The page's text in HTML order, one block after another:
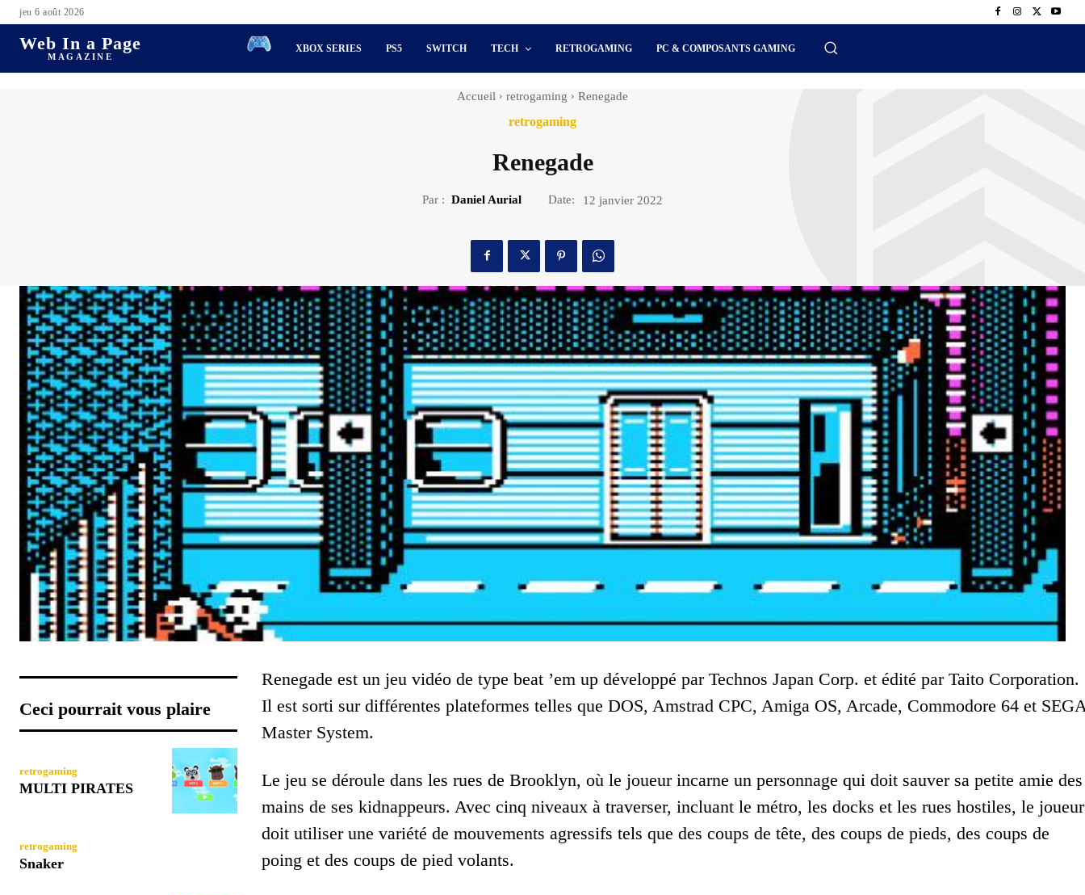
jeu 6 août 2026
Web In a Page
MAGAZINE
XBOX SERIES PS5 SWITCH TECH RETROGAMING PC & COMPOSANTS GAMING
Accueil retrogaming Renegade
retrogaming
Renegade
Par : Daniel Aurial Date: 12 janvier 2022
Ceci pourrait vous plaire
retrogaming
MULTI PIRATES
retrogaming
Snaker
Renegade est un jeu vidéo de type beat ’em up développé par Technos Japan Corp. et édité par Taito Corporation.
Il est sorti sur différentes plateformes telles que DOS, Amstrad CPC, Amiga OS, Arcade, Commodore 64 et
Master System.
Le jeu se déroule dans les rues de Brooklyn, où le joueur incarne un personnage qui doit sauver sa petite amie des
mains de ses kidnappeurs. Avec cinq niveaux à traverser, incluant le métro, les docks et les rues hostiles, le joueur
doit utiliser une variété de mouvements agressifs tels que des coups de tête, des coups de pieds, des coups de
poing et des coups de pied volants.